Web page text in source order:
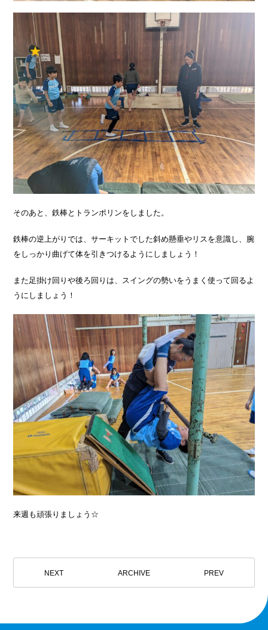
そのあと、鉄棒とトランポリンをしました。
鉄棒の逆上がりでは、サーキットでした斜め懸垂やリスを意識し、腕
をしっかり曲げて体を引きつけるようにしましょう！
また足掛け回りや後ろ回りは、スイングの勢いをうまく使って回るよ
うにしましょう！
来週も頑張りましょう☆
NEXT ARCHIVE PREV